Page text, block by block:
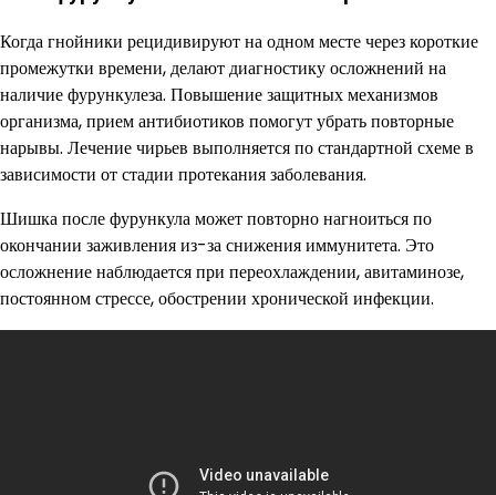
Когда гнойники рецидивируют на одном месте через короткие
промежутки времени, делают диагностику осложнений на
наличие фурункулеза. Повышение защитных механизмов
организма, прием антибиотиков помогут убрать повторные
нарывы. Лечение чирьев выполняется по стандартной схеме в
зависимости от стадии протекания заболевания.
Шишка после фурункула может повторно нагноиться по
окончании заживления из-за снижения иммунитета. Это
осложнение наблюдается при переохлаждении, авитаминозе,
постоянном стрессе, обострении хронической инфекции.